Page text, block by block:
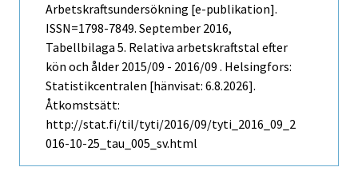
Arbetskraftsundersökning [e-publikation].
ISSN=1798-7849. September 2016,
Tabellbilaga 5. Relativa arbetskraftstal efter
kön och ålder 2015/09 - 2016/09 . Helsingfors:
Statistikcentralen [hänvisat: 6.8.2026].
Åtkomstsätt:
http://stat.fi/til/tyti/2016/09/tyti_2016_09_2
016-10-25_tau_005_sv.html